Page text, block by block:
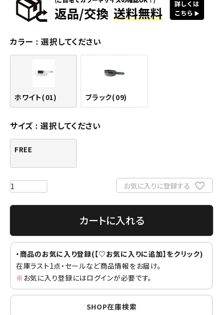
カラー 選択してください
ホワイト(01) ブラック(09)
サイズ 選択してください
FREE
お気に入りに登録する
カートに入れる
・商品のお気に入り登録(【♡お気に入りに追加】をクリック)
在庫ラスト1点・セールなど商品情報をお届け。
※ お気に入り登録にはログインが必要です。
SHOP在庫検索